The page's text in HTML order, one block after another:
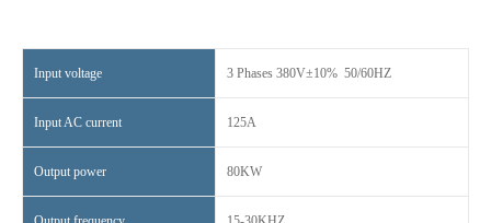
Input voltage 3 Phases 380V±10% 50/60HZ
Input AC current 125A
Output power 80KW